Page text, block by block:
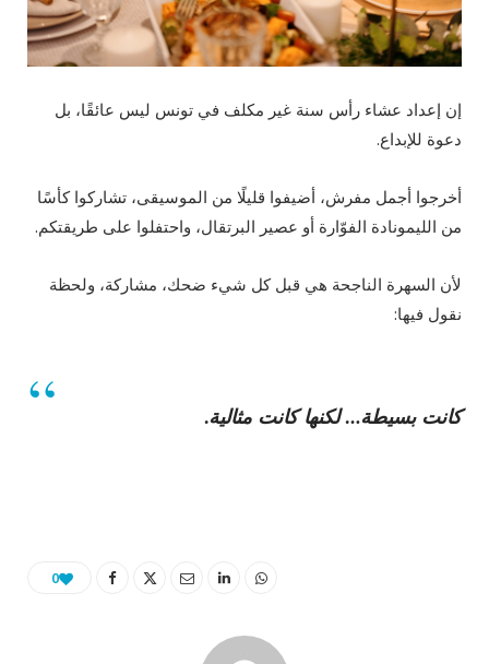
إن إعداد عشاء رأس سنة غير مكلف في تونس ليس عائقًا، بل
دعوة للإبداع.
أخرجوا أجمل مفرش، أضيفوا قليلًا من الموسيقى، تشاركوا كأسًا
من الليمونادة الفوّارة أو عصير البرتقال، واحتفلوا على طريقتكم.
لأن السهرة الناجحة هي قبل كل شيء ضحك، مشاركة، ولحظة
نقول فيها:
كانت بسيطة… لكنها كانت مثالية.
0